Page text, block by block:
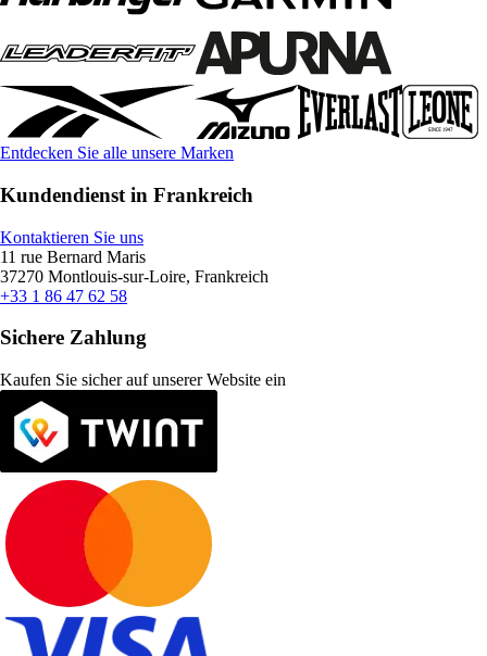
Entdecken Sie alle unsere Marken
Kundendienst in Frankreich
Kontaktieren Sie uns
11 rue Bernard Maris
37270 Montlouis-sur-Loire, Frankreich
+33 1 86 47 62 58
Sichere Zahlung
Kaufen Sie sicher auf unserer Website ein